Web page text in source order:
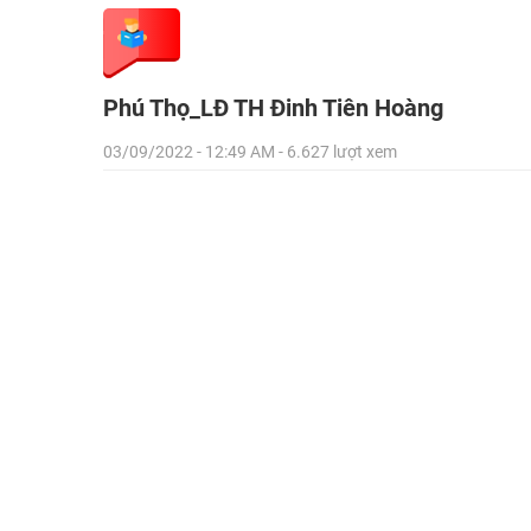
Phú Thọ_LĐ TH Đinh Tiên Hoàng
03/09/2022 - 12:49 AM - 6.627 lượt xem